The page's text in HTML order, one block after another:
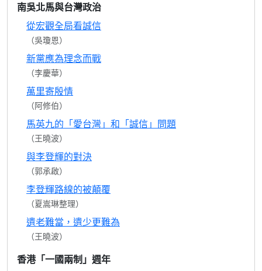
南吳北馬與台灣政治
從宏觀全局看誠信
（吳瓊恩）
新黨應為理念而戰
（李慶華）
萬里寄殷情
（阿修伯）
馬英九的「愛台灣」和「誠信」問題
（王曉波）
與李登輝的對決
（郭承啟）
李登輝路線的被顛覆
（夏嵩琳整理）
遺老難當，遺少更難為
（王曉波）
香港「一國兩制」週年